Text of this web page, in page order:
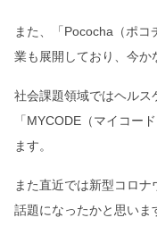
また、「Pococha（ポ
業も展開しており、今か
社会課題領域ではヘルス
「MYCODE（マイコー
ます。
また直近では新型コロ
話題になったかと思いま